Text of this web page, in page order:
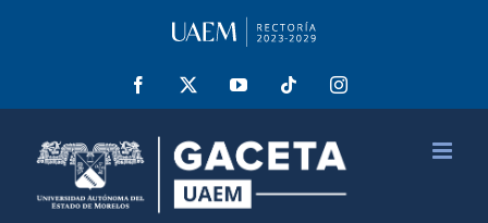
Facebook YouTube Tiktok Instagram